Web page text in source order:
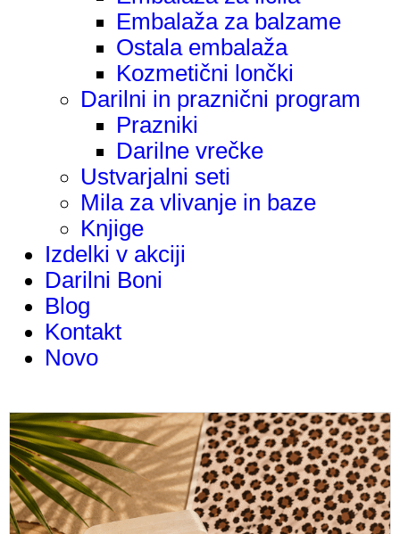
Embalaža za balzame
Ostala embalaža
Kozmetični lončki
Darilni in praznični program
Prazniki
Darilne vrečke
Ustvarjalni seti
Mila za vlivanje in baze
Knjige
Izdelki v akciji
Darilni Boni
Blog
Kontakt
Novo